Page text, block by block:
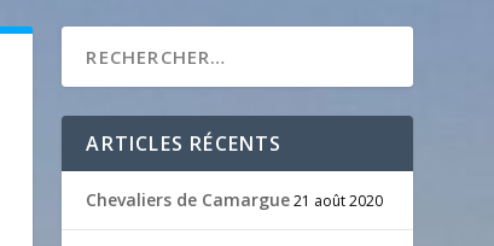
ARTICLES RÉCENTS
Chevaliers de Camargue21 août 2020